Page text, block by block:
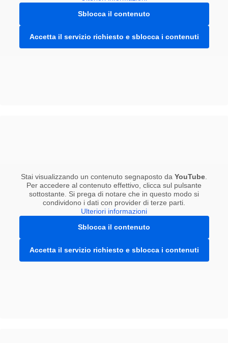
Sblocca il contenuto
Accetta il servizio richiesto e sblocca i contenuti
Stai visualizzando un contenuto segnaposto da YouTube
Per accedere al contenuto effettivo, clicca sul pulsante
sottostante. Si prega di notare che in questo modo si
condividono i dati con provider di terze parti.
Ulteriori informazioni
Sblocca il contenuto
Accetta il servizio richiesto e sblocca i contenuti